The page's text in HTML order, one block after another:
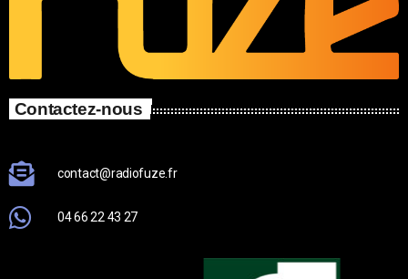
Contactez-nous
contact@radiofuze.fr
04 66 22 43 27